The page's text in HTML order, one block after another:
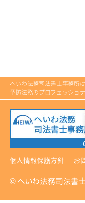
へいわ法務司法書士事務所
予防法務のプロフェッショナ
個人情報保護方針 お
© へいわ法務司法書